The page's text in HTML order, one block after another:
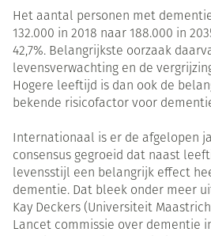
Het aantal personen met
132.000 in 2018 naar 188.000 in
42,7%. Belangrijkste oorzaak
levensverwachting en de
Hogere leeftijd is dan ook de
bekende risicofactor voor
Internationaal is er de afgelopen
consensus gegroeid dat naast
levensstijl een belangrijk effect
dementie. Dat bleek onder meer
Kay Deckers (Universiteit
Lancet commissie over dementie